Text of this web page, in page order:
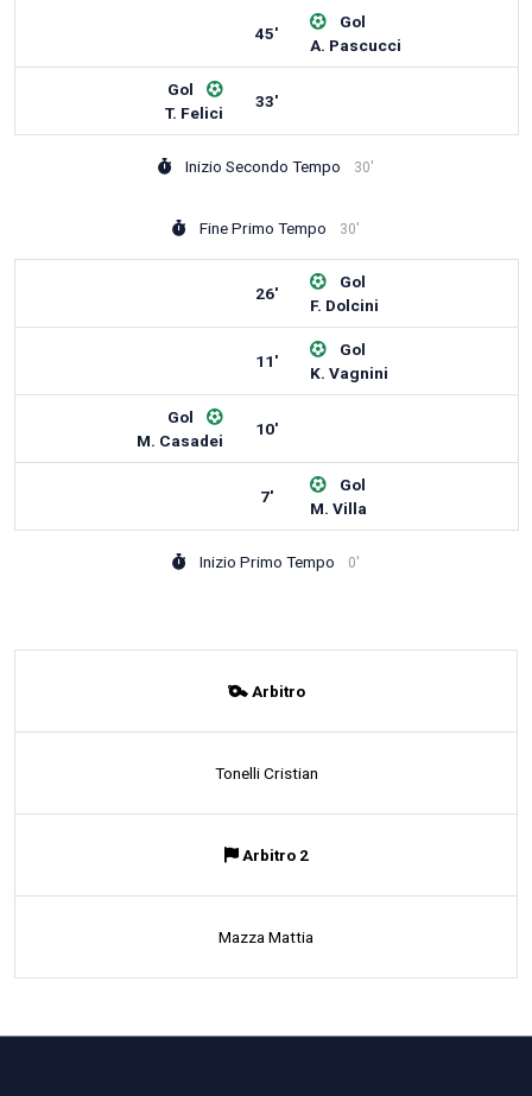
45'
Gol
A. Pascucci
Gol
T. Felici
33'
Inizio Secondo Tempo 30'
Fine Primo Tempo 30'
26'
Gol
F. Dolcini
11'
Gol
K. Vagnini
Gol
M. Casadei
10'
7'
Gol
M. Villa
Inizio Primo Tempo 0'
Arbitro
Tonelli Cristian
Arbitro 2
Mazza Mattia